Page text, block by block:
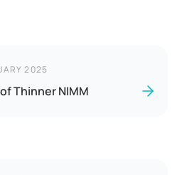
2025
Thinner NIMM